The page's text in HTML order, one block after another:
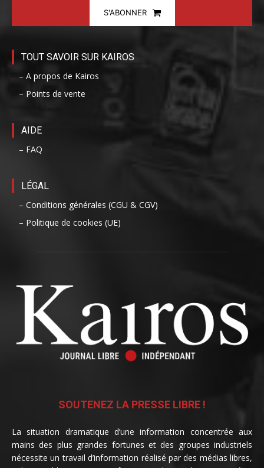
S'ABONNER
TOUT SAVOIR SUR KAIROS
– A propos de Kairos
– Points de vente
AIDE
– FAQ
LÉGAL
– Conditions générales (CGU & CGV)
– Politique de cookies (UE)
SOUTENEZ LA PRESSE LIBRE !
La situation dramatique d’une information concentrée aux
mains des plus grandes fortunes et des groupes industriels
nécessite un travail d’information réalisé par des médias libres,